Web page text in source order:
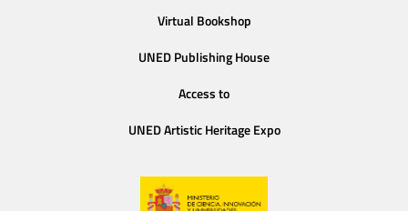
Virtual Bookshop
UNED Publishing House
Access to
UNED Artistic Heritage Expo